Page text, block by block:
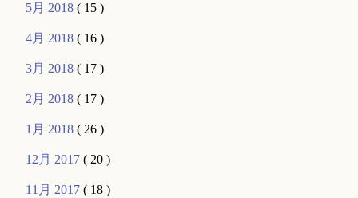
5月 2018( 15 )
4月 2018( 16 )
3月 2018( 17 )
2月 2018( 17 )
1月 2018( 26 )
12月 2017( 20 )
11月 2017( 18 )